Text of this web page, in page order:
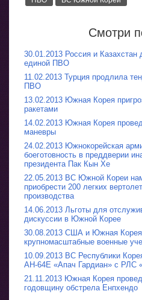
Смотри
30.01.2013 Россия и Казахстан
единой ПВО
11.02.2013 Турция продлила
ПВО
13.02.2013 Южная Корея
ракетами
14.02.2013 Южная Корея
маневры
24.02.2013 Южнокорейская
боеготовность в преддверии
президента Пак Кын Хе
22.05.2013 ВС Южной Кореи
приобрести 200 легких
производства
14.06.2013 Льготы для
дискуссии в Южной Корее
30.08.2013 США и Южная
крупномасштабные военные
10.09.2013 ВС Республики
AH-64E «Апач Гардиан» с РЛС
21.11.2013 Южная Корея
годовщину обстрела Енпхендо